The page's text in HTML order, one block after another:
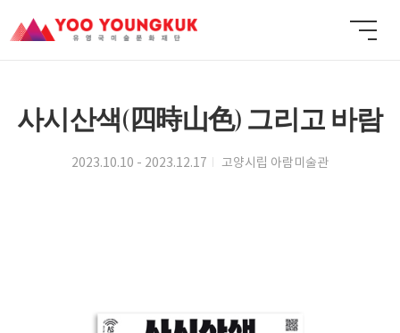
사시산색(四時山色) 그리고 바람
2023.10.10 - 2023.12.17 고양시립 아람미술관